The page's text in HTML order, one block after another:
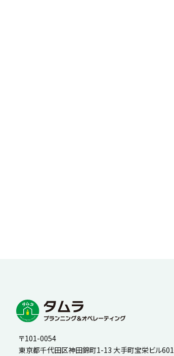
〒101-0054
東京都千代田区神田錦町1-13 大手町宝栄ビル